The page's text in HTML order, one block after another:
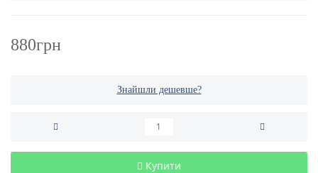
880грн
Знайшли дешевше?
Купити